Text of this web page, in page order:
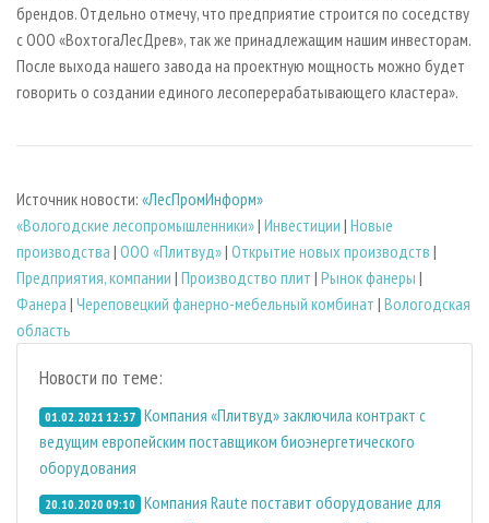
брендов. Отдельно отмечу, что предприятие строится по соседству
с ООО «ВохтогаЛесДрев», так же принадлежащим нашим инвесторам.
После выхода нашего завода на проектную мощность можно будет
говорить о создании единого лесоперерабатывающего кластера».
Источник новости: «ЛесПромИнформ»
«Вологодские лесопромышленники»| Инвестиции | Новые
производства | ООО «Плитвуд»| Открытие новых производств |
Предприятия, компании | Производство плит | Рынок фанеры |
Фанера | Череповецкий фанерно-мебельный комбинат | Вологодская
область
Новости по теме:
01.02.2021 12:57 Компания «Плитвуд» заключила контракт с
ведущим европейским поставщиком биоэнергетического
оборудования
20.10.2020 09:10 Компания Raute поставит оборудование для